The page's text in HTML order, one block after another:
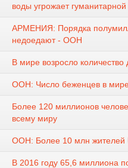
воды угрожает
АРМЕНИЯ: Порядка
недоедают - ООН
В мире возросло количество
ООН: Число беженцев в мире
Более 120 миллионов
всему миру
ООН: Более 10 млн жителей
В 2016 году 65,6 миллиона